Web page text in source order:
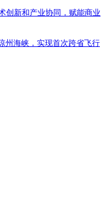
创新和产业协同，赋能商业
州海峡，实现首次跨省飞行